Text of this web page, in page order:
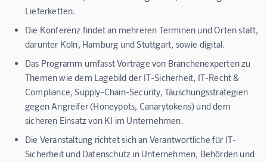
Lieferketten.
Die Konferenz findet an mehreren Terminen und Orten statt,
darunter Köln, Hamburg und Stuttgart, sowie digital.
Das Programm umfasst Vorträge von Branchenexperten zu
Themen wie dem Lagebild der IT-Sicherheit, IT-Recht &
Compliance, Supply-Chain-Security, Täuschungsstrategien
gegen Angreifer (Honeypots, Canarytokens) und dem
sicheren Einsatz von KI im Unternehmen.
Die Veranstaltung richtet sich an Verantwortliche für IT-
Sicherheit und Datenschutz in Unternehmen, Behörden und